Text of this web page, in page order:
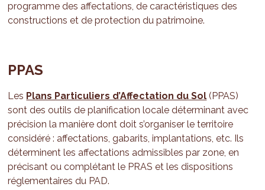
programme des affectations, de caractéristiques des
constructions et de protection du patrimoine.
PPAS
Les Plans Particuliers d’Affectation du Sol (PPAS)
sont des outils de planification locale déterminant avec
précision la manière dont doit s’organiser le territoire
considéré : affectations, gabarits, implantations, etc. Ils
déterminent les affectations admissibles par zone, en
précisant ou complétant le PRAS et les dispositions
réglementaires du PAD.